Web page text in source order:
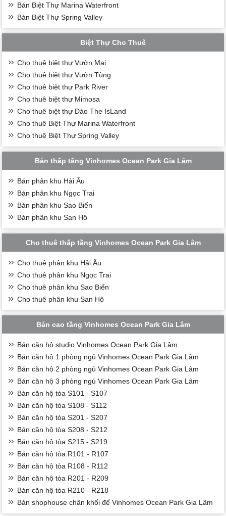
Bán Biệt Thự Marina Waterfront
Bán Biệt Thự Spring Valley
Biệt Thự Cho Thuê
Cho thuê biệt thự Vườn Mai
Cho thuê biệt thự Vườn Tùng
Cho thuê biệt thự Park River
Cho thuê biệt thự Mimosa
Cho thuê biệt thự Đảo The IsLand
Cho thuê Biệt Thự Marina Waterfront
Cho thuê Biệt Thự Spring Valley
Bán thấp tầng Vinhomes Ocean Park Gia Lâm
Bán phân khu Hải Âu
Bán phân khu Ngọc Trai
Bán phân khu Sao Biển
Bán phân khu San Hô
Cho thuê thấp tầng Vinhomes Ocean Park Gia Lâm
Cho thuê phân khu Hải Âu
Cho thuê phân khu Ngọc Trai
Cho thuê phân khu Sao Biển
Cho thuê phân khu San Hô
Bán cao tầng Vinhomes Ocean Park Gia Lâm
Bán căn hộ studio Vinhomes Ocean Park Gia Lâm
Bán căn hộ 1 phòng ngủ Vinhomes Ocean Park Gia Lâm
Bán căn hộ 2 phòng ngủ Vinhomes Ocean Park Gia Lâm
Bán căn hộ 3 phòng ngủ Vinhomes Ocean Park Gia Lâm
Bán căn hộ tòa S101 - S107
Bán căn hộ tòa S108 - S112
Bán căn hộ tòa S201 - S207
Bán căn hộ tòa S208 - S212
Bán căn hộ tòa S215 - S219
Bán căn hộ tòa R101 - R107
Bán căn hộ tòa R108 - R112
Bán căn hộ tòa R201 - R209
Bán căn hộ tòa R210 - R218
Bán shophouse chân khối đế Vinhomes Ocean Park Gia Lâm